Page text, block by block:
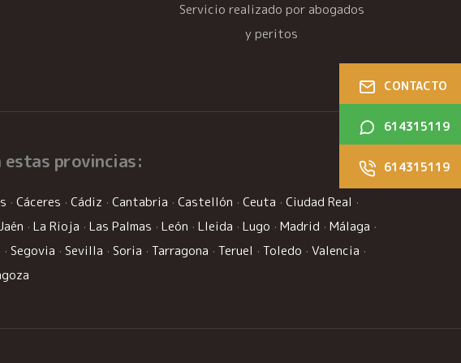
Servicio realizado por abogados
y peritos
estas provincias:
· Cáceres · Cádiz · Cantabria · Castellón · Ceuta · Ciudad Real ·
· La Rioja · Las Palmas · León · Lleida · Lugo · Madrid · Málaga ·
· Segovia · Sevilla · Soria · Tarragona · Teruel · Toledo · Valencia ·
CONTACTO
614315119
614315119